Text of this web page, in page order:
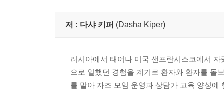
저 : 다샤 키퍼 (Dasha Kiper)
러시아에서 태어나 미국 샌프란시스코에서
으로 일했던 경험을 계기로 환자와 환자를 돌
를 맡아 자조 모임 운영과 상담가 교육 양성